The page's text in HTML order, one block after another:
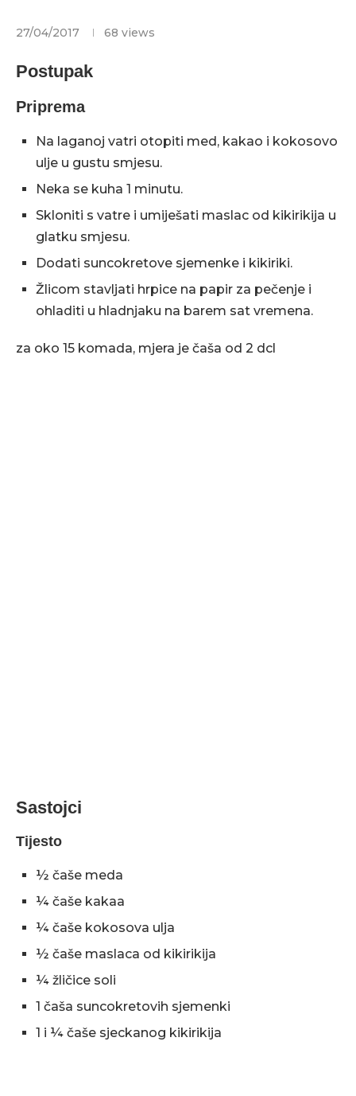
27/04/2017 68 views
Postupak
Priprema
Na laganoj vatri otopiti med, kakao i kokosovo
ulje u gustu smjesu.
Neka se kuha 1 minutu.
Skloniti s vatre i umiješati maslac od kikirikija u
glatku smjesu.
Dodati suncokretove sjemenke i kikiriki.
Žlicom stavljati hrpice na papir za pečenje i
ohladiti u hladnjaku na barem sat vremena.
za oko 15 komada, mjera je čaša od 2 dcl
Sastojci
Tijesto
½ čaše meda
¼ čaše kakaa
¼ čaše kokosova ulja
½ čaše maslaca od kikirikija
¼ žličice soli
1 čaša suncokretovih sjemenki
1 i ¼ čaše sjeckanog kikirikija